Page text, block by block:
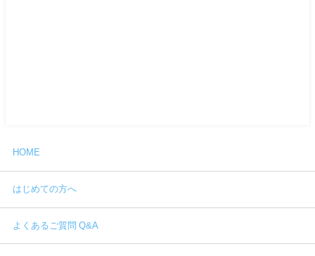
HOME
はじめての方へ
よくあるご質問 Q&A